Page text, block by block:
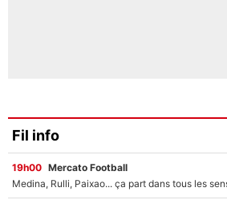
Fil info
19h00 Mercato Football